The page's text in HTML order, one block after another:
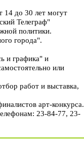
до 30 лет могут
Телеграф"
политики.
города".
и графика" и
или
работ и выставка,
арт-конкурса.
23-84-77, 23-